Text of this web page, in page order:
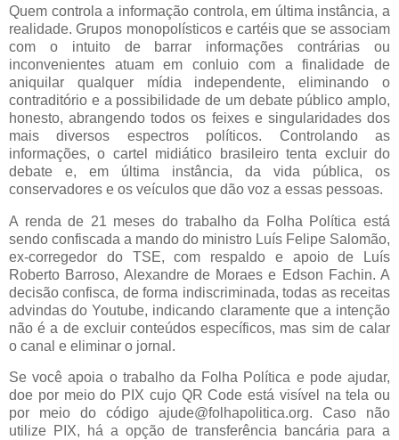
Quem controla a informação controla, em última instância, a
realidade. Grupos monopolísticos e cartéis que se associam
com o intuito de barrar informações contrárias ou
inconvenientes atuam em conluio com a finalidade de
aniquilar qualquer mídia independente, eliminando o
contraditório e a possibilidade de um debate público amplo,
honesto, abrangendo todos os feixes e singularidades dos
mais diversos espectros políticos. Controlando as
informações, o cartel midiático brasileiro tenta excluir do
debate e, em última instância, da vida pública, os
conservadores e os veículos que dão voz a essas pessoas.
A renda de 21 meses do trabalho da Folha Política está
sendo confiscada a mando do ministro Luís Felipe Salomão,
ex-corregedor do TSE, com respaldo e apoio de Luís
Roberto Barroso, Alexandre de Moraes e Edson Fachin. A
decisão confisca, de forma indiscriminada, todas as receitas
advindas do Youtube, indicando claramente que a intenção
não é a de excluir conteúdos específicos, mas sim de calar
o canal e eliminar o jornal.
Se você apoia o trabalho da Folha Política e pode ajudar,
doe por meio do PIX cujo QR Code está visível na tela ou
por meio do código ajude@folhapolitica.org. Caso não
utilize PIX, há a opção de transferência bancária para a